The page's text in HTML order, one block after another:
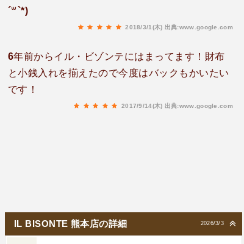
´꒳`*)
2018/3/1(木) 出典:www.google.com
6年前からイル・ビゾンテにはまってます！財布
と小銭入れを揃えたので今度はバックもかいたい
です！
2017/9/14(木) 出典:www.google.com
2026/3/3
IL BISONTE 熊本店の詳細